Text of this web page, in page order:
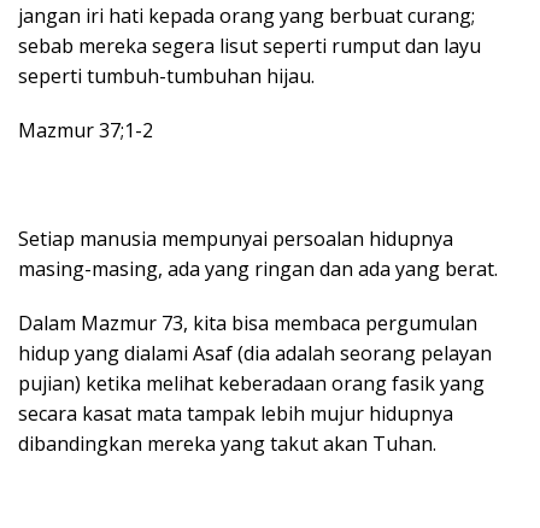
jangan iri hati kepada orang yang berbuat curang;
sebab mereka segera lisut seperti rumput dan layu
seperti tumbuh-tumbuhan hijau.
Mazmur 37;1-2
Setiap manusia mempunyai persoalan hidupnya
masing-masing, ada yang ringan dan ada yang berat.
Dalam Mazmur 73, kita bisa membaca pergumulan
hidup yang dialami Asaf (dia adalah seorang pelayan
pujian) ketika melihat keberadaan orang fasik yang
secara kasat mata tampak lebih mujur hidupnya
dibandingkan mereka yang takut akan Tuhan.